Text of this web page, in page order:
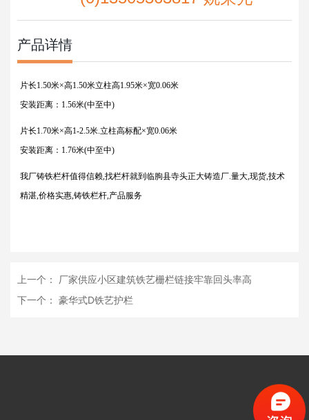
产品详情
片长1.50米×高1.50米立柱高1.95米×宽0.06米
安装距离：1.56米(中至中)
片长1.70米×高1-2.5米.立柱高标配×宽0.06米
安装距离：1.76米(中至中)
我厂铸铁栏杆值得信赖,找栏杆就到临朐县寺头正大铸造厂.量大,现货,技术
精湛,价格实惠,铸铁栏杆,产品服务
上一个：
厂家供应小区建筑铁艺栅栏链接牢靠回头率高
下一个： 豪华式D铁艺护栏